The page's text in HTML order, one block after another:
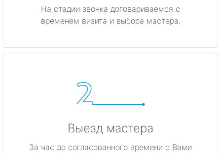
На стадии звонка договариваемся с
временем визита и выбора мастера.
Выезд мастера
За час до согласованного времени с Вами